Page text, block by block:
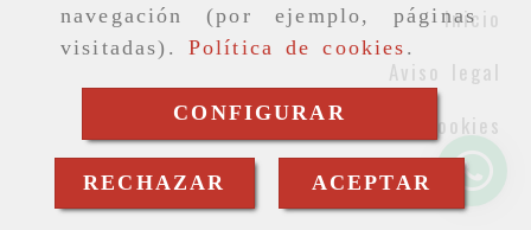
navegación (por ejemplo, páginas
visitadas). Política de cookies .
CONFIGURAR
RECHAZAR ACEPTAR
Inicio
Aviso legal
Cookies
Privacidad